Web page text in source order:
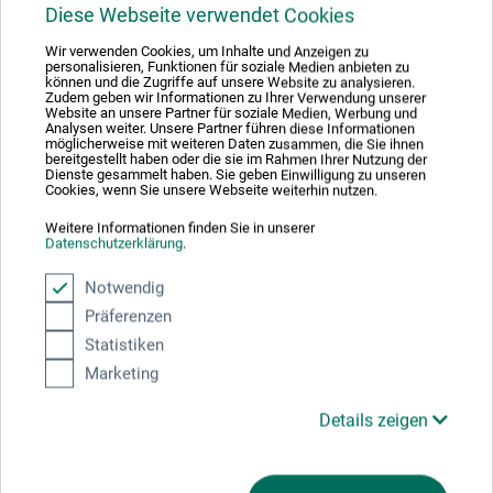
Diese Webseite verwendet Cookies
Wir verwenden Cookies, um Inhalte und Anzeigen zu
personalisieren, Funktionen für soziale Medien anbieten zu
können und die Zugriffe auf unsere Website zu analysieren.
Zudem geben wir Informationen zu Ihrer Verwendung unserer
Website an unsere Partner für soziale Medien, Werbung und
Analysen weiter. Unsere Partner führen diese Informationen
möglicherweise mit weiteren Daten zusammen, die Sie ihnen
bereitgestellt haben oder die sie im Rahmen Ihrer Nutzung der
Dienste gesammelt haben. Sie geben Einwilligung zu unseren
Cookies, wenn Sie unsere Webseite weiterhin nutzen.
Weitere Informationen finden Sie in unserer
Datenschutzerklärung.
Notwendig
Präferenzen
Statistiken
Marketing
Details zeigen
Hier finden Sie die Kontaktdaten des Herstellers zu
diesem Produkt.
boesner GmbH distribution + logistics
Liegnitzer Str. 17
58454 Witten
DE
info.dl@boesner.com
Kunden kauften auch